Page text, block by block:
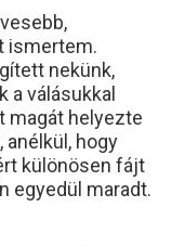
ismertem.
nekünk,
a válásukkal
magát helyezte
hogy
különösen fájt
egyedül maradt.